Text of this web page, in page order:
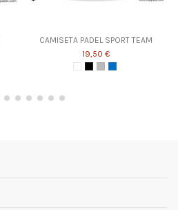
CAMISETA PADEL SPORT TEAM
19,50 €